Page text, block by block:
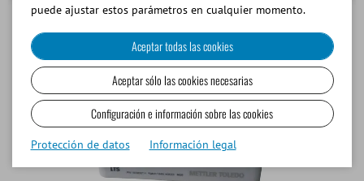
puede ajustar estos parámetros en cualquier momento.
Aceptar todas las cookies
Aceptar sólo las cookies necesarias
Configuración e información sobre las cookies
Protección de datos Información legal